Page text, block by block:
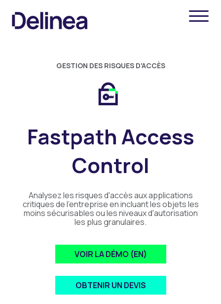
GESTION DES RISQUES D'ACCÈS
Fastpath Access
Control
Analysez les risques d'accès aux applications
critiques de l'entreprise en incluant les objets les
moins sécurisables ou les niveaux d'autorisation
les plus granulaires.
VOIR LA DÉMO (EN)
OBTENIR UN DEVIS